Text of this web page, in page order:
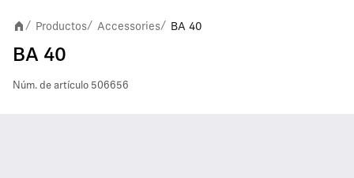
/ Productos/ Accessories/ BA 40
BA 40
Núm. de artículo 506656